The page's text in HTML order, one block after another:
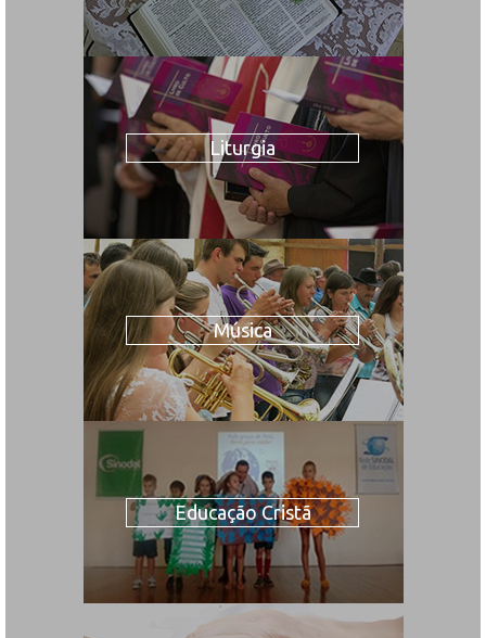
Liturgia
Música
Educação Cristã